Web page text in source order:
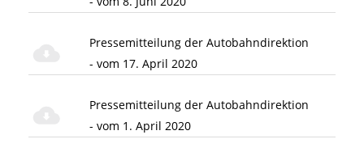
Pressemitteilung der Autobahndirektion
- vom 17. April 2020
Pressemitteilung der Autobahndirektion
- vom 1. April 2020